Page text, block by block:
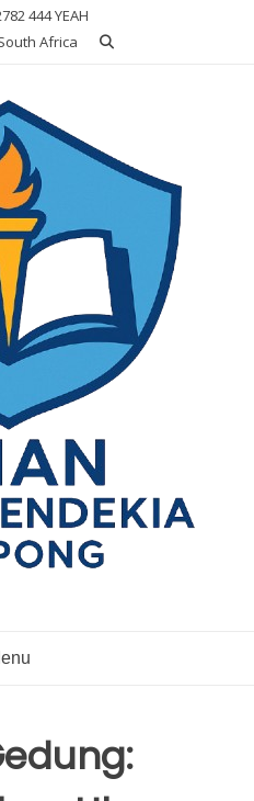
444 YEAH
Africa